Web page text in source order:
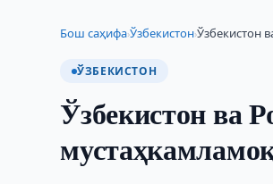
Бош саҳифа›Ўзбекистон›Ўзбекистон
ЎЗБЕКИСТОН
Ўзбекистон ва